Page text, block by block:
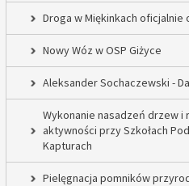
Droga w Miękinkach oficjalnie
Nowy Wóz w OSP Giżyce
Aleksander Sochaczewski -
Wykonanie nasadzeń drzew
aktywności przy Szkołach
Kapturach
Pielęgnacja pomników